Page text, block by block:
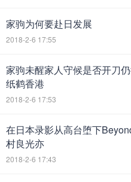
家驹为何要赴日发展
2018-2-6 17:55
家驹未醒家人守候是否开刀
纸鹤香港
2018-2-6 17:53
在日本录影从高台堕下
村良光亦
2018-2-6 17:43